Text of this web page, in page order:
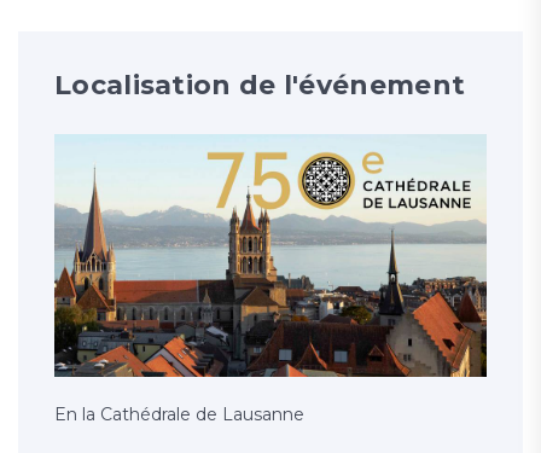
Localisation de l'événement
En la Cathédrale de Lausanne